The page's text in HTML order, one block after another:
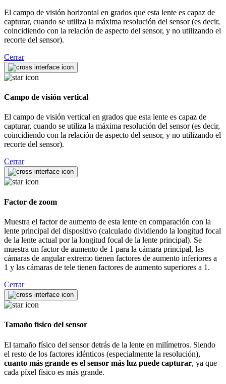
El campo de visión horizontal en grados que esta lente es capaz de
capturar, cuando se utiliza la máxima resolución del sensor (es decir,
coincidiendo con la relación de aspecto del sensor, y no utilizando el
recorte del sensor).
Cerrar
Campo de visión vertical
El campo de visión vertical en grados que esta lente es capaz de
capturar, cuando se utiliza la máxima resolución del sensor (es decir,
coincidiendo con la relación de aspecto del sensor, y no utilizando el
recorte del sensor).
Cerrar
Factor de zoom
Muestra el factor de aumento de esta lente en comparación con la
lente principal del dispositivo (calculado dividiendo la longitud focal
de la lente actual por la longitud focal de la lente principal). Se
muestra un factor de aumento de 1 para la cámara principal, las
cámaras de angular extremo tienen factores de aumento inferiores a
1 y las cámaras de tele tienen factores de aumento superiores a 1.
Cerrar
Tamaño físico del sensor
El tamaño físico del sensor detrás de la lente en milímetros. Siendo
el resto de los factores idénticos (especialmente la resolución),
cuanto más grande es el sensor más luz puede capturar, ya que
cada píxel físico es más grande.